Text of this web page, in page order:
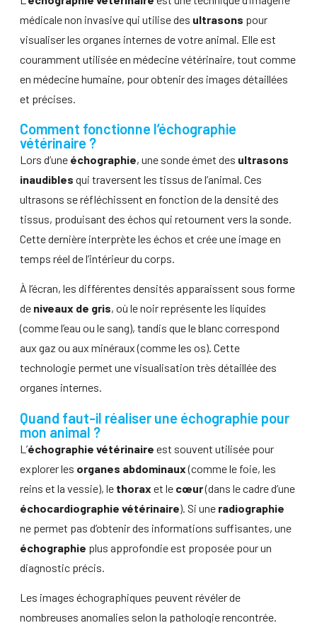
médicale non invasive qui utilise des ultrasons pour
visualiser les organes internes de votre animal. Elle est
couramment utilisée en médecine vétérinaire, tout comme
en médecine humaine, pour obtenir des images détaillées
et précises.
Comment fonctionne l’échographie
vétérinaire ?
Lors d’une échographie, une sonde émet des ultrasons
inaudibles qui traversent les tissus de l’animal. Ces
ultrasons se réfléchissent en fonction de la densité des
tissus, produisant des échos qui retournent vers la sonde.
Cette dernière interprète les échos et crée une image en
temps réel de l’intérieur du corps.
À l’écran, les différentes densités apparaissent sous forme
de niveaux de gris, où le noir représente les liquides
(comme l’eau ou le sang), tandis que le blanc correspond
aux gaz ou aux minéraux (comme les os). Cette
technologie permet une visualisation très détaillée des
organes internes.
Quand faut-il réaliser une échographie pour
mon animal ?
L’échographie vétérinaire est souvent utilisée pour
explorer les organes abdominaux(comme le foie, les
reins et la vessie), le thorax et le cœur(dans le cadre d’une
échocardiographie vétérinaire). Si une radiographie
ne permet pas d’obtenir des informations suffisantes, une
échographie plus approfondie est proposée pour un
diagnostic précis.
Les images échographiques peuvent révéler de
nombreuses anomalies selon la pathologie rencontrée.